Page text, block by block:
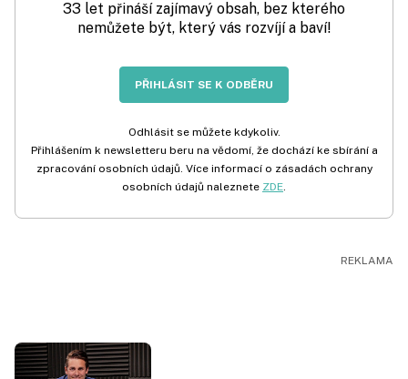
33 let přináší zajímavý obsah, bez kterého
nemůžete být, který vás rozvíjí a baví!
PŘIHLÁSIT SE K ODBĚRU
Odhlásit se můžete kdykoliv.
Přihlášením k newsletteru beru na vědomí, že dochází ke sbírání a
zpracování osobních údajů. Více informací o zásadách ochrany
osobních údajů naleznete ZDE.